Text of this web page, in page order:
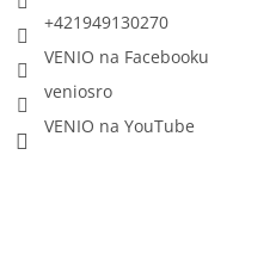
+421949130270
VENIO na Facebooku
veniosro
VENIO na YouTube